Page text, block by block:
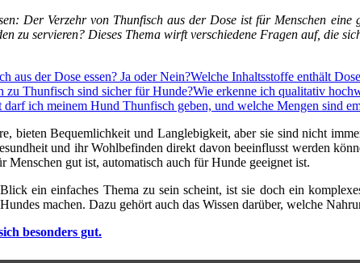
Der Verzehr von Thunfisch aus der Dose ist für Menschen
zu servieren? Dieses Thema wirft verschiedene Fragen auf, die
der Dose essen? Ja oder Nein?Welche Inhaltsstoffe enthält
zu Thunfisch sind sicher für Hunde?Wie erkenne ich qualitativ
darf ich meinem Hund Thunfisch geben, und welche Mengen sind
bieten Bequemlichkeit und Langlebigkeit, aber sie sind nicht
und ihr Wohlbefinden direkt davon beeinflusst werden
Menschen gut ist, automatisch auch für Hunde geeignet ist.
ein einfaches Thema zu sein scheint, ist sie doch ein
machen. Dazu gehört auch das Wissen darüber, welche
besonders gut.